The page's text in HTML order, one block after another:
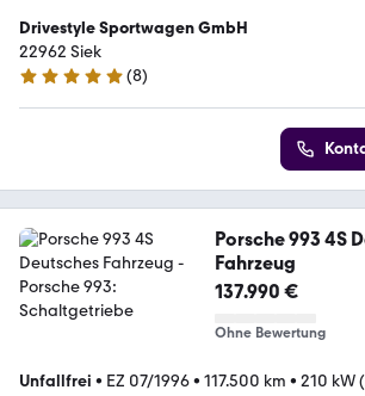
Drivestyle Sportwagen GmbH
22962 Siek
5 Sterne
(8)
Porsche 993 4S
Fahrzeug
137.990 €
Ohne Bewertung
Unfallfrei • EZ 07/1996• 117.500 km • 210 kW